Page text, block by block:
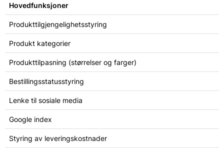
Hovedfunksjoner
Produkttilgjengelighetsstyring
Produkt kategorier
Produkttilpasning (størrelser og farger)
Bestillingsstatusstyring
Lenke til sosiale media
Google index
Styring av leveringskostnader